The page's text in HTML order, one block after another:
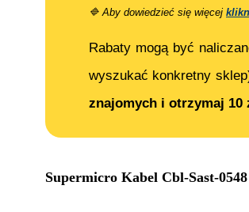
🔷 Aby dowiedzieć się więcej
Rabaty mogą być
wyszukać konkretny
znajomych i otrzymaj 10
Supermicro Kabel Cbl-Sast-